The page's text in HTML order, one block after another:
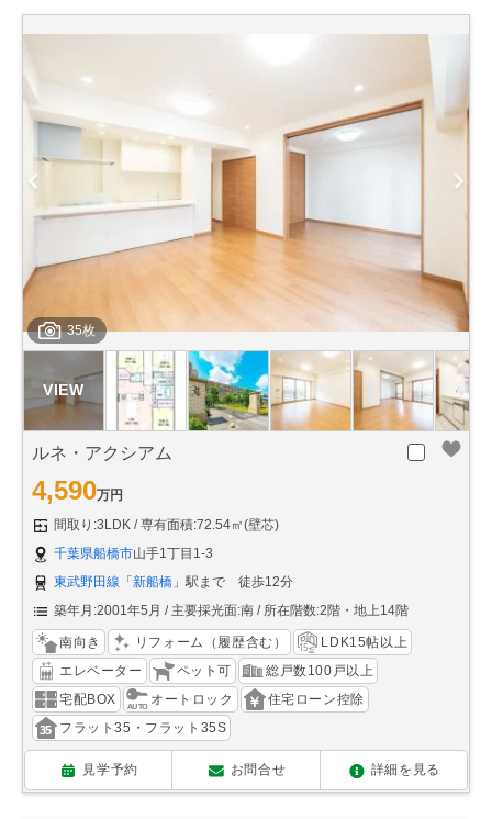
35枚
ルネ・アクシアム
4,590万円
間取り:3LDK
専有面積:72.54㎡(壁芯)
千葉県船橋市山手1丁目1-3
東武野田線 「新船橋 」駅まで 徒歩12分
築年月:2001年5月
主要採光面:南 所在階数:2階・地上14階
南向き リフォーム（履歴含む）
LDK15帖以上
エレベーター
ペット可
総戸数100戸以上
宅配BOX
オートロック
住宅ローン控除
フラット35・フラット35S
見学予約 お問合せ 詳細を見る